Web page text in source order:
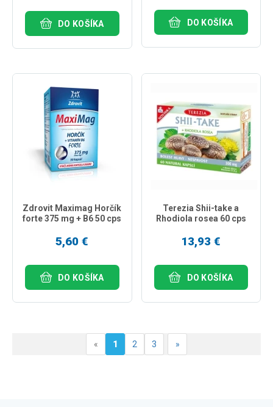
DO KOŠÍKA DO KOŠÍKA
Zdrovit Maximag Horčík
forte 375 mg + B6 50 cps
5,60 €
DO KOŠÍKA
Terezia Shii-take a
Rhodiola rosea 60 cps
13,93 €
DO KOŠÍKA
« 1 2 3 »